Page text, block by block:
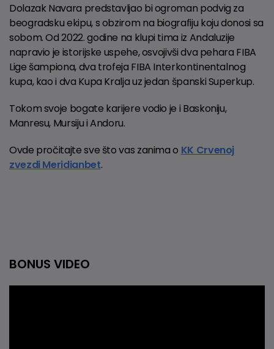
Dolazak Navara predstavljao bi ogroman podvig za
beogradsku ekipu, s obzirom na biografiju koju donosi sa
sobom. Od 2022. godine na klupi tima iz Andaluzije
napravio je istorijske uspehe, osvojivši dva pehara FIBA
Lige šampiona, dva trofeja FIBA Interkontinentalnog
kupa, kao i dva Kupa Kralja uz jedan španski Superkup.
Tokom svoje bogate karijere vodio je i Baskoniju,
Manresu, Mursiju i Andoru.
Ovde pročitajte sve što vas zanima o KK Crvenoj
zvezdi Meridianbet.
BONUS VIDEO